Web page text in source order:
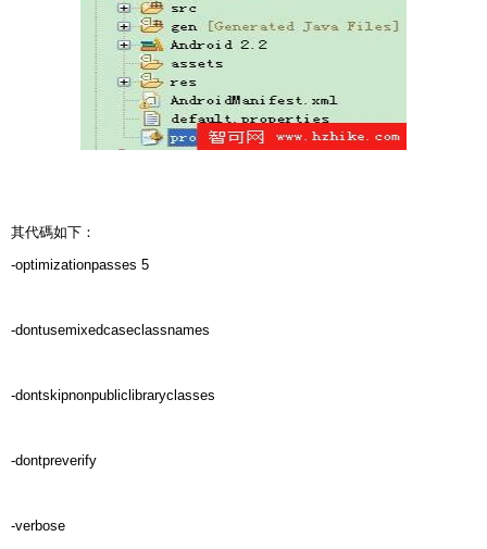
其代碼如下：
-optimizationpasses 5
-dontusemixedcaseclassnames
-dontskipnonpubliclibraryclasses
-dontpreverify
-verbose